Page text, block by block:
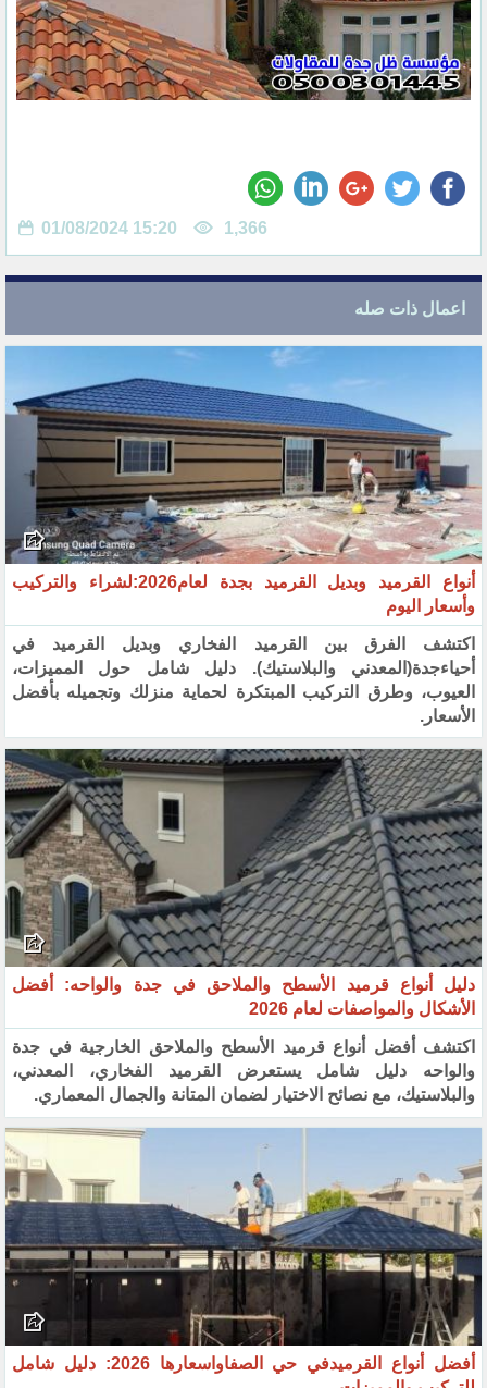
01/08/2024 15:20 1,366
اعمال ذات صله
أنواع القرميد وبديل القرميد بجدة لعام2026:لشراء والتركيب
وأسعار اليوم
اكتشف الفرق بين القرميد الفخاري وبديل القرميد في
أحياءجدة(المعدني والبلاستيك). دليل شامل حول المميزات،
العيوب، وطرق التركيب المبتكرة لحماية منزلك وتجميله بأفضل
الأسعار.
دليل أنواع قرميد الأسطح والملاحق في جدة والواحه: أفضل
الأشكال والمواصفات لعام 2026
اكتشف أفضل أنواع قرميد الأسطح والملاحق الخارجية في جدة
والواحه دليل شامل يستعرض القرميد الفخاري، المعدني،
والبلاستيك، مع نصائح الاختيار لضمان المتانة والجمال المعماري.
أفضل أنواع القرميدفي حي الصفاواسعارها 2026: دليل شامل